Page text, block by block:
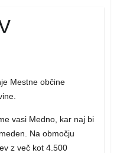
Mestne občine
vasi Medno, kar naj bi
Na območju
z več kot 4.500